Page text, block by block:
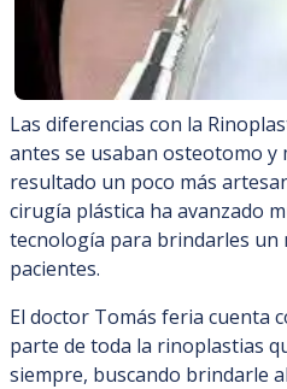
Las diferencias con la
antes se usaban osteotomo
resultado un poco más
cirugía plástica ha avanzado
tecnología para brindarles un
pacientes.
El doctor Tomás feria cuenta
parte de toda la rinoplastias
siempre, buscando brindarle